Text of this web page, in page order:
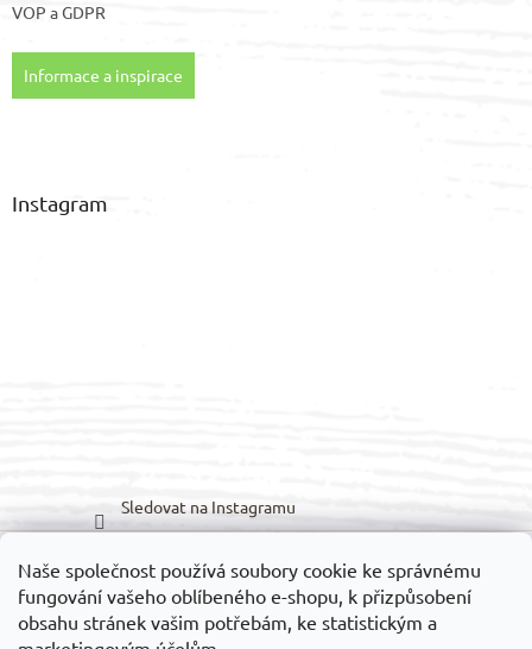
Naše společnost používá soubory cookie ke správnému
fungování vašeho oblíbeného e-shopu, k přizpůsobení
obsahu stránek vašim potřebám, ke statistickým a
VOP aGDPR
Informace a inspirace
Instagram
Sledovat na Instagramu
Možnosti dopravy: Možnosti platby: